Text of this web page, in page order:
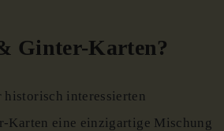
Ginter-Karten?
historisch interessierten
Karten eine einzigartige Mischung